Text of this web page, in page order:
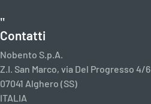
Contatti
Nobento S.p.A.
Z.I. San Marco, via Del Progresso 4/6
07041 Alghero (SS)
ITALIA